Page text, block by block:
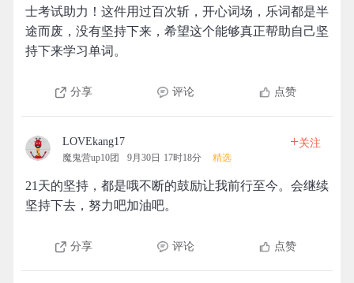
士考试助力！这件用过百次斩，开心词场，乐词都是半
途而废，没有坚持下来，希望这个能够真正帮助自己坚
持下来学习单词。
分享 评论 点赞
LOVEkang17
魔鬼营up10团 9月30日 17时18分 精选
+关注
21天的坚持，都是哦不断的鼓励让我前行至今。会继续
坚持下去，努力吧加油吧。
分享 评论 点赞